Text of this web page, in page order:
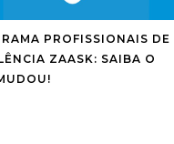
PROFISSIONAIS DE
ZAASK: SAIBA O